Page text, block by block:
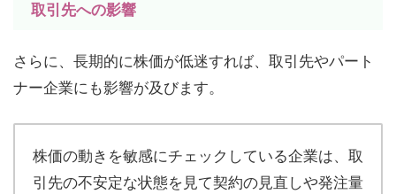
取引先への影響
さらに、長期的に株価が低迷すれば、取引先やパート
ナー企業にも影響が及びます。
株価の動きを敏感にチェックしている企業は、取
引先の不安定な状態を見て契約の見直しや発注量